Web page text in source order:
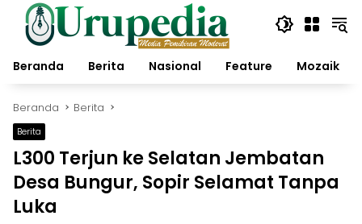
Langsung
konten
Beranda
Berita Nasional Feature Mozaik
Beranda Berita
Berita
L300 Terjun ke Selatan Jembatan
Desa Bungur, Sopir Selamat Tanpa
Luka